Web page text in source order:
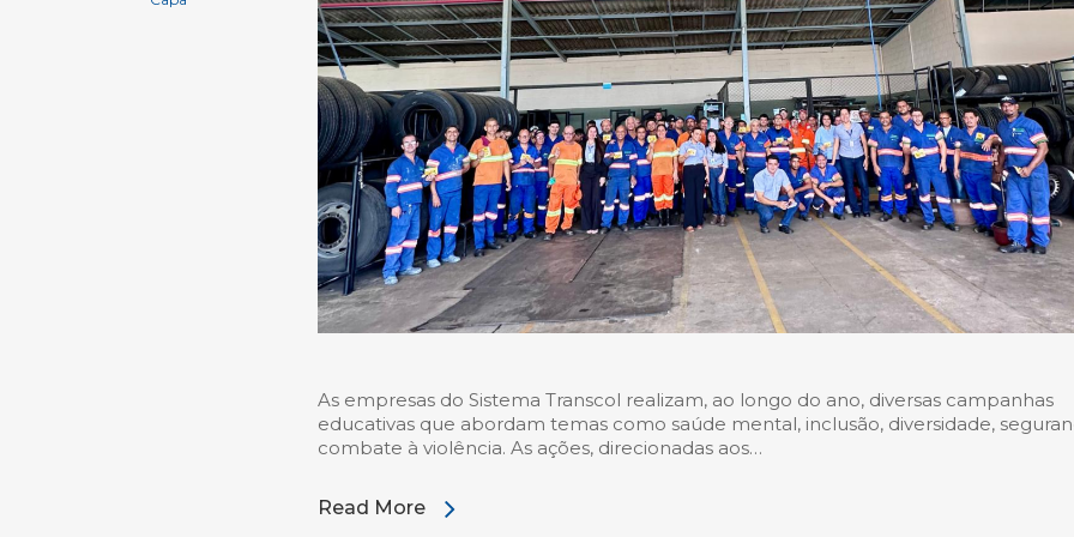
As empresas do Sistema Transcol realizam, ao longo do ano, diversas campanhas
educativas que abordam temas como saúde mental, inclusão, diversidade,
combate à violência. As ações, direcionadas aos…
Read More